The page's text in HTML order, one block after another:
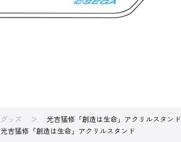
グッズ
光吉猛修「創造は生命」アクリルスタンド
光吉猛修「創造は生命」アクリルスタンド